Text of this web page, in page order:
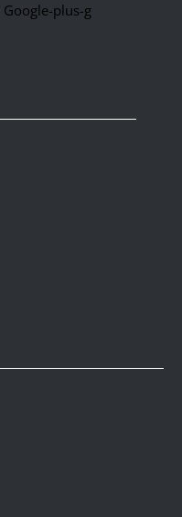
Google-plus-g